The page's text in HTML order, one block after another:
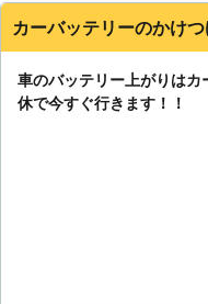
カーバッテリーのかけ
車のバッテリー上がりは
休で今すぐ行きます！！